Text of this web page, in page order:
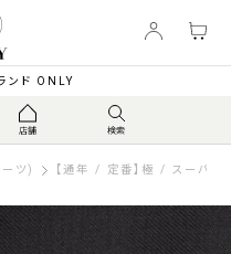
ンド ONLY
ツ) 【通年 / 定番】極 / スーパー